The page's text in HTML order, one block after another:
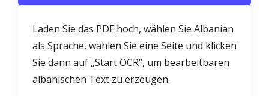
Laden Sie das PDF hoch, wählen Sie Albanian
als Sprache, wählen Sie eine Seite und klicken
Sie dann auf „Start OCR“, um bearbeitbaren
albanischen Text zu erzeugen.